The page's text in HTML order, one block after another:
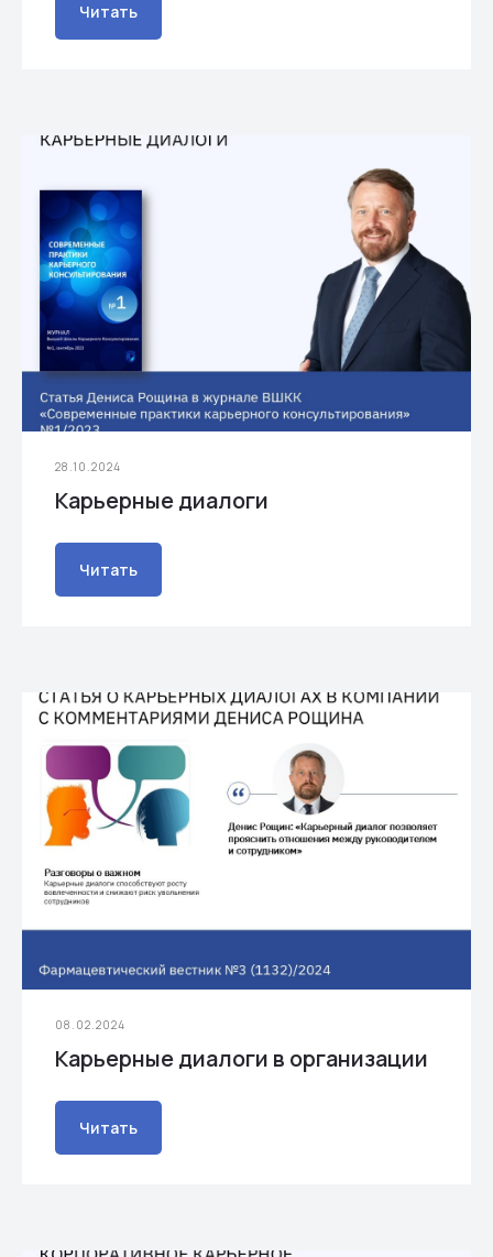
Читать
28.10.2024
Карьерные диалоги
Читать
08.02.2024
Карьерные диалоги в организации
Читать